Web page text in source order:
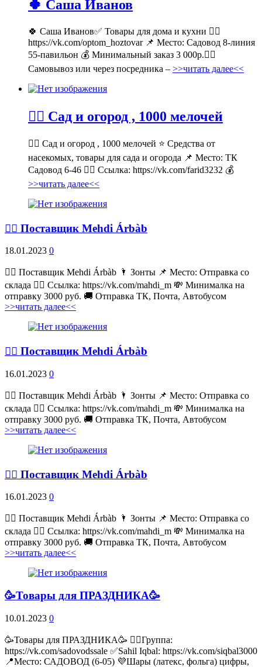
🍀 Саша Иванов
🍀 Саша Иванов✅ Товары для дома и кухни 👉🏻
https://vk.com/optom_hoztovar 📌 Место: Садовод 8-линия
55-павильон 💰 Минимальный заказ 3 000р.🚶‍♀
Самовывоз или через посредника – >>читать далее<<
💁‍♂ Сад и огород , 1000 мелочей
💁‍♂ Сад и огород , 1000 мелочей ⭐ Средства от
насекомых, товары для сада и огорода 📌 Место: ТК
Садовод 6-46 👉🏻 Ссылка: https://vk.com/farid3232 💰
>>читать далее<<
💁‍♂ Поставщик Mehdi Árbàb
18.01.2023 0
💁‍♂ Поставщик Mehdi Árbàb 🌂 Зонты 📌 Место: Отправка со
склада 👉🏻 Ссылка: https://vk.com/mahdi_m 💸 Минималка на
отправку 3000 руб. 🚚 Отправка ТК, Почта, Автобусом
>>читать далее<<
💁‍♂ Поставщик Mehdi Árbàb
16.01.2023 0
💁‍♂ Поставщик Mehdi Árbàb 🌂 Зонты 📌 Место: Отправка со
склада 👉🏻 Ссылка: https://vk.com/mahdi_m 💸 Минималка на
отправку 3000 руб. 🚚 Отправка ТК, Почта, Автобусом
>>читать далее<<
💁‍♂ Поставщик Mehdi Árbàb
16.01.2023 0
💁‍♂ Поставщик Mehdi Árbàb 🌂 Зонты 📌 Место: Отправка со
склада 👉🏻 Ссылка: https://vk.com/mahdi_m 💸 Минималка на
отправку 3000 руб. 🚚 Отправка ТК, Почта, Автобусом
>>читать далее<<
🥳Товары для ПРАЗДНИКА🥳
10.01.2023 0
🥳Товары для ПРАЗДНИКА🥳 👉🏻Группа:
https://vk.com/sadovodssale ✅Sahil Iqbal: https://vk.com/siqbal3000
📍Место: САДОВОД (6-05) 💜Шары (латекс, фольга) цифры,